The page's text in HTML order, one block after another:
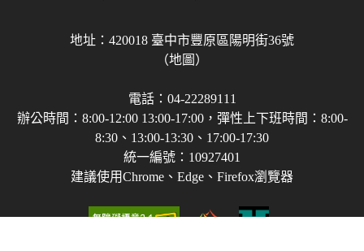
地址：420018 臺中市豐原區陽明街36號
（地圖）
電話：04-22289111
辦公時間：8:00-12:00 13:00-17:00，彈性上下班時間：8:00-
8:30、13:00-13:30、17:00-17:30
統一編號：10927401
建議使用Chrome、Edge、Firefox瀏覽器